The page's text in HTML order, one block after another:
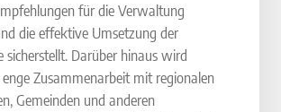
für die Verwaltung
die effektive Umsetzung der
sicherstellt. Darüber hinaus wird
Zusammenarbeit mit regionalen
Gemeinden und anderen